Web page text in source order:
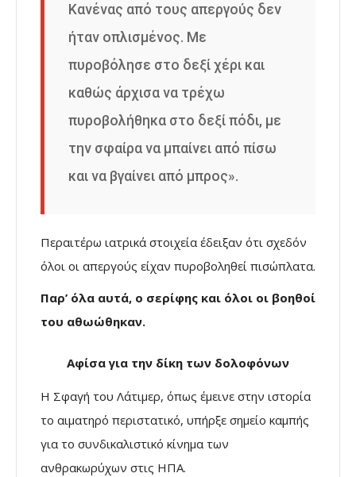
Κανένας από τους απεργούς δεν
ήταν οπλισμένος. Με
πυροβόλησε στο δεξί χέρι και
καθώς άρχισα να τρέχω
πυροβολήθηκα στο δεξί πόδι, με
την σφαίρα να μπαίνει από πίσω
και να βγαίνει από μπρος».
Περαιτέρω ιατρικά στοιχεία έδειξαν ότι σχεδόν
όλοι οι απεργούς είχαν πυροβοληθεί πισώπλατα.
Παρ’ όλα αυτά, ο σερίφης και όλοι οι βοηθοί
του αθωώθηκαν.
Αφίσα για την δίκη των δολοφόνων
Η Σφαγή του Λάτιμερ, όπως έμεινε στην ιστορία
το αιματηρό περιστατικό, υπήρξε σημείο καμπής
για το συνδικαλιστικό κίνημα των
ανθρακωρύχων στις ΗΠΑ.